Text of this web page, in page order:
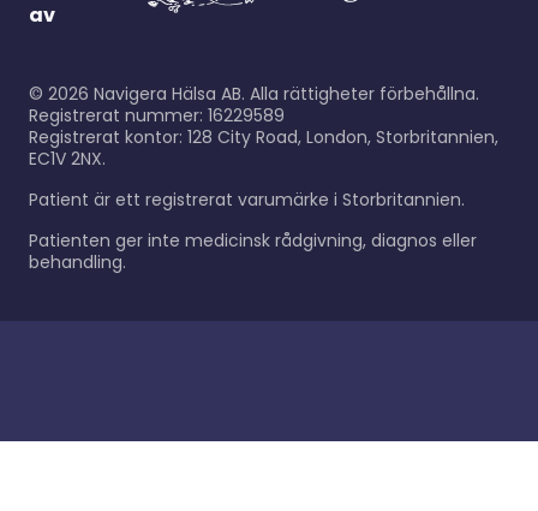
av
© 2026 Navigera Hälsa AB. Alla rättigheter förbehållna.
Registrerat nummer: 16229589
Registrerat kontor: 128 City Road, London, Storbritannien,
EC1V 2NX.
Patient är ett registrerat varumärke i Storbritannien.
Patienten ger inte medicinsk rådgivning, diagnos eller
behandling.